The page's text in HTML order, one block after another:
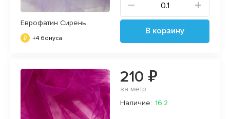
Еврофатин Сирень
+4 бонуса
В корзину
210 ₽
за метр
Наличие: 16.2